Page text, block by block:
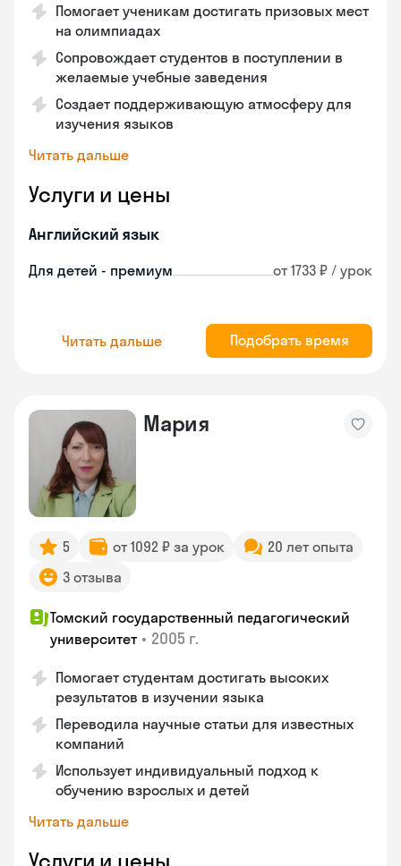
Помогает ученикам достигать призовых мест
на олимпиадах
Сопровождает студентов в поступлении в
желаемые учебные заведения
Создает поддерживающую атмосферу для
изучения языков
Читать дальше
Услуги и цены
Английский язык
Для детей - премиум от 1733 ₽ / урок
Читать дальше Подобрать время
Мария
5 от 1092 ₽ за урок
20 лет опыта
3 отзыва
Томский государственный педагогический
университет • 2005 г.
Помогает студентам достигать высоких
результатов в изучении языка
Переводила научные статьи для известных
компаний
Использует индивидуальный подход к
обучению взрослых и детей
Читать дальше
Услуги и цены